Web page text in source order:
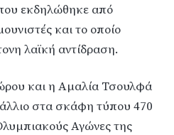
εκδηλώθηκε από
και το οποίο
λαϊκή αντίδραση.
και η Αμαλία Τσουλφά
στα σκάφη τύπου 470
Αγώνες της